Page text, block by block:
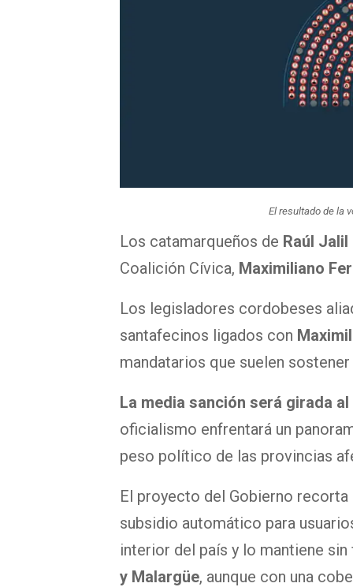
El resultado de la
Los catamarqueños de Raúl Jalil
Coalición Cívica, Maximiliano
Los legisladores cordobeses
santafecinos ligados con
mandatarios que suelen
La media sanción será girada
oficialismo enfrentará un
peso político de las provincias
El proyecto del Gobierno
subsidio automático para
interior del país y lo mantiene
y Malargüe, aunque con una